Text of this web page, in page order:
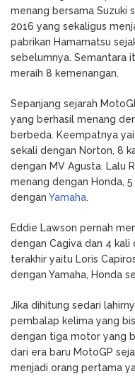
menang bersama Suzuki
2016 yang sekaligus
pabrikan Hamamatsu
sebelumnya. Semantara
meraih 8 kemenangan.
Sepanjang sejarah
yang berhasil menang
berbeda. Keempatnya
sekali dengan Norton, 8
dengan MV Agusta. Lalu
menang dengan Honda,
dengan Yamaha.
Eddie Lawson pernah
dengan Cagiva dan 4 kali
terakhir yaitu Loris
dengan Yamaha, Honda
Jika dihitung sedari
pembalap kelima yang
dengan tiga motor yang
dari era baru MotoGP
menjadi orang pertama